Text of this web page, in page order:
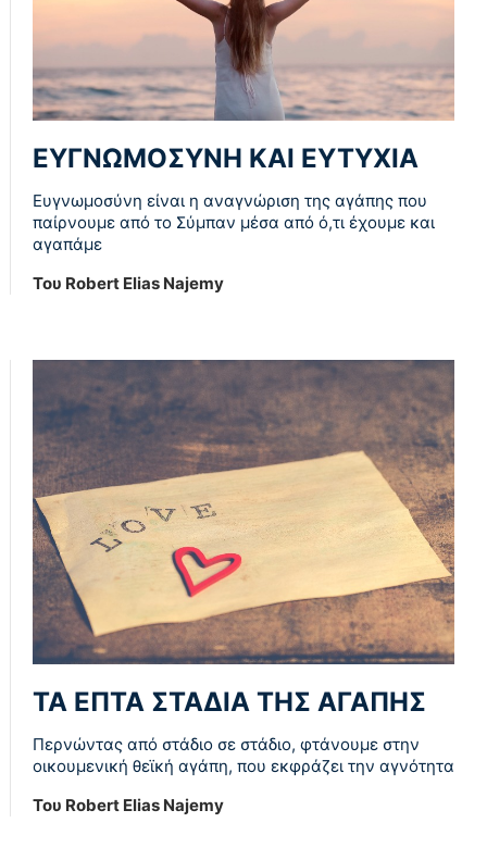
ΕΥΓΝΩΜΟΣΥΝΗ ΚΑΙ ΕΥΤΥΧΙΑ
Ευγνωμοσύνη είναι η αναγνώριση της αγάπης που
παίρνουμε από το Σύμπαν μέσα από ό,τι έχουμε και
αγαπάμε
Του Robert Elias Najemy
ΤΑ ΕΠΤΑ ΣΤΑΔΙΑ ΤΗΣ ΑΓΑΠΗΣ
Περνώντας από στάδιο σε στάδιο, φτάνουμε στην
οικουμενική θεϊκή αγάπη, που εκφράζει την αγνότητα
Του Robert Elias Najemy